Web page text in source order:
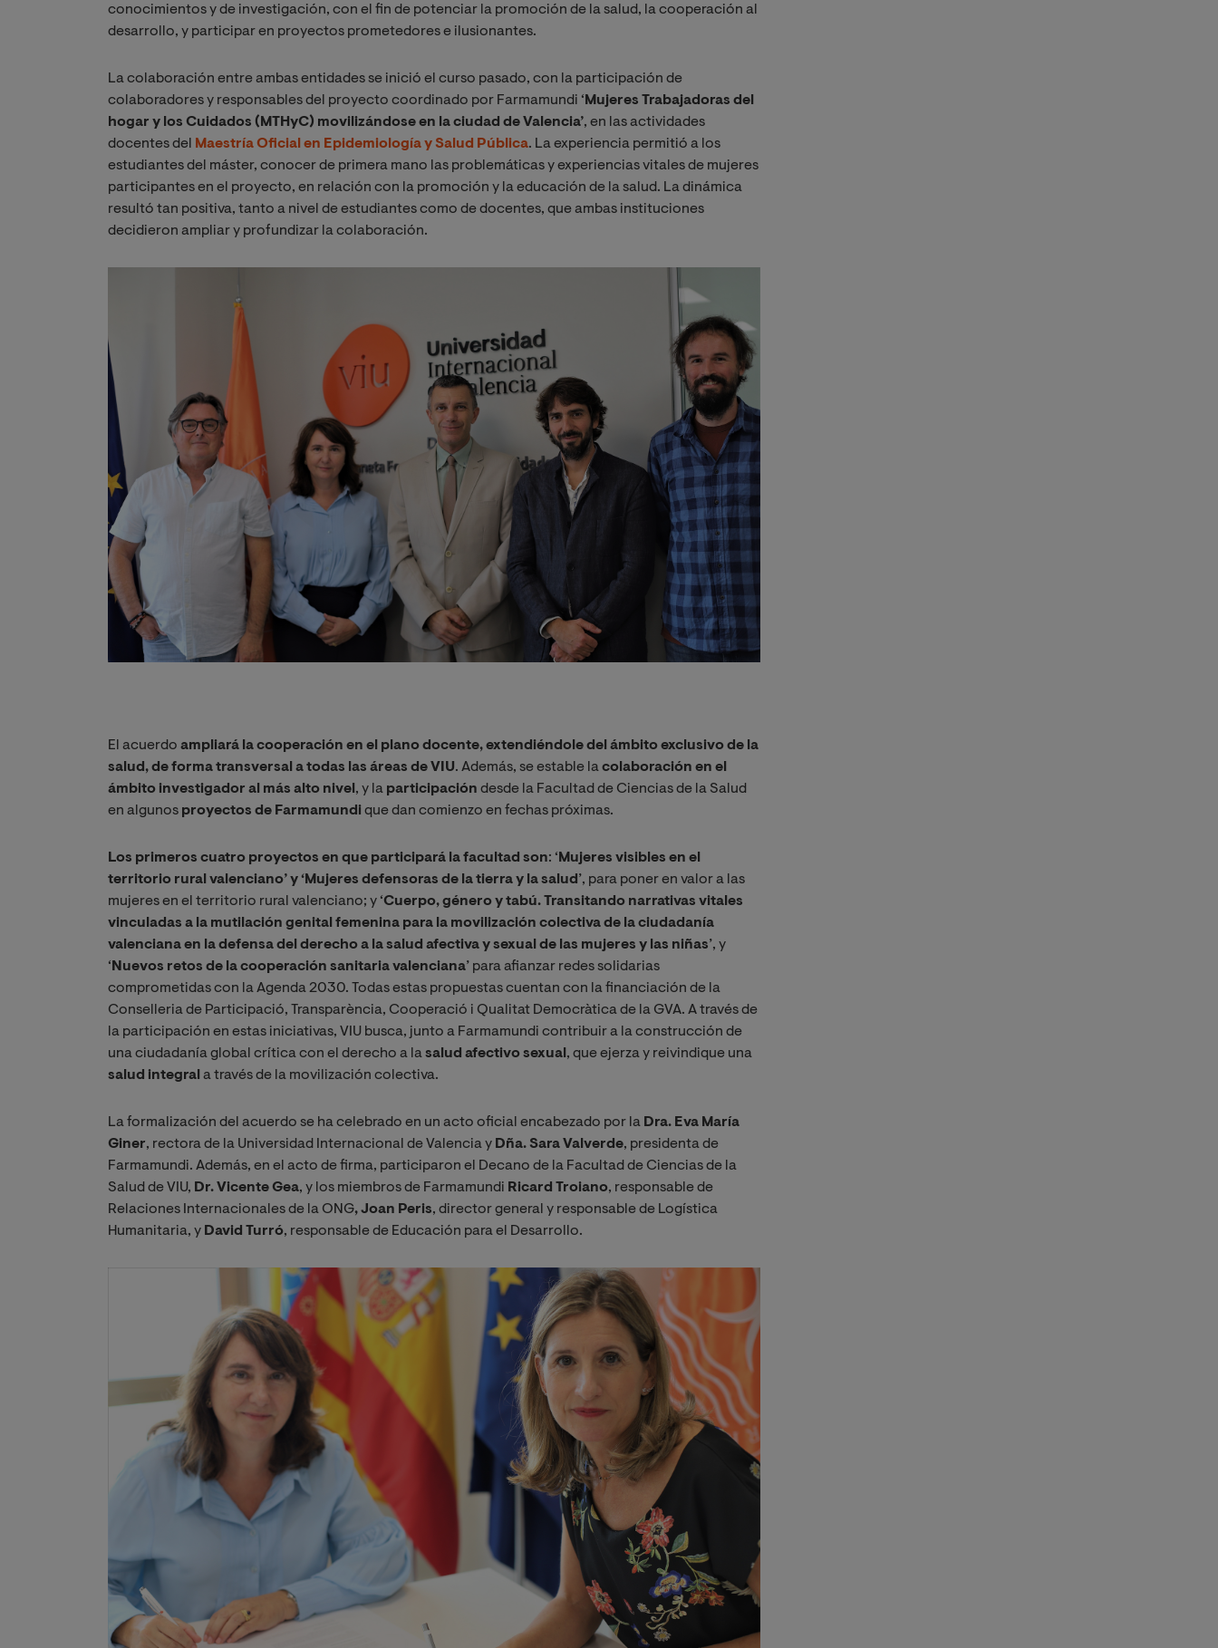
conocimientos y de investigación, con el fin de potenciar la promoción de la salud, la cooperación al
desarrollo, y participar en proyectos prometedores e ilusionantes.
La colaboración entre ambas entidades se inició el curso pasado, con la participación de
colaboradores y responsables del proyecto coordinado por Farmamundi ‘ Mujeres Trabajadoras del
hogar y los Cuidados (MTHyC) movilizándose en la ciudad de Valencia’, en las actividades
docentes del
Maestría Oficial en Epidemiología y Salud Pública. La experiencia permitió a los
estudiantes del máster, conocer de primera mano las problemáticas y experiencias vitales de mujeres
participantes en el proyecto, en relación con la promoción y la educación de la salud. La dinámica
resultó tan positiva, tanto a nivel de estudiantes como de docentes, que ambas instituciones
decidieron ampliar y profundizar la colaboración.
El acuerdo ampliará la cooperación en el plano docente, extendiéndole del ámbito exclusivo de la
salud, de forma transversal a todas las áreas de VIU. Además, se estable lacolaboración en el
ámbito investigador al más alto nivel, y la participación desde la Facultad de Ciencias de la Salud
en algunos proyectos de Farmamundique dan comienzo en fechas próximas.
Los primeros cuatro proyectos en que participará la facultad son: ‘Mujeres visibles en el
territorio rural valenciano’ y ‘Mujeres defensoras de la tierra y la salud’, para poner en valor a las
mujeres en el territorio rural valenciano; y ‘Cuerpo, género y tabú. Transitando narrativas vitales
vinculadas a la mutilación genital femenina para la movilización colectiva de la ciudadanía
valenciana en la defensa del derecho a la salud afectiva y sexual de las mujeres y las niñas’, y
‘Nuevos retos de la cooperación sanitaria valenciana’ para afianzar redes solidarias
comprometidas con la Agenda 2030. Todas estas propuestas cuentan con la financiación de la
Conselleria de Participació, Transparència, Cooperació i Qualitat Democràtica de la GVA. A través de
la participación en estas iniciativas, VIU busca, junto a Farmamundi contribuir a la construcción de
una ciudadanía global crítica con el derecho a lasalud afectivo sexual, que ejerza y reivindique una
salud integrala través de la movilización colectiva.
La formalización del acuerdo se ha celebrado en un acto oficial encabezado por la Dra. Eva María
Giner, rectora de la Universidad Internacional de Valencia y Dña. Sara Valverde, presidenta de
Farmamundi. Además, en el acto de firma, participaron el Decano de la Facultad de Ciencias de la
Salud de VIU, Dr. Vicente Gea, y los miembros de Farmamundi Ricard Troiano, responsable de
Relaciones Internacionales de la ONG, Joan Peris, director general y responsable de Logística
Humanitaria, y David Turró, responsable de Educación para el Desarrollo.
Image